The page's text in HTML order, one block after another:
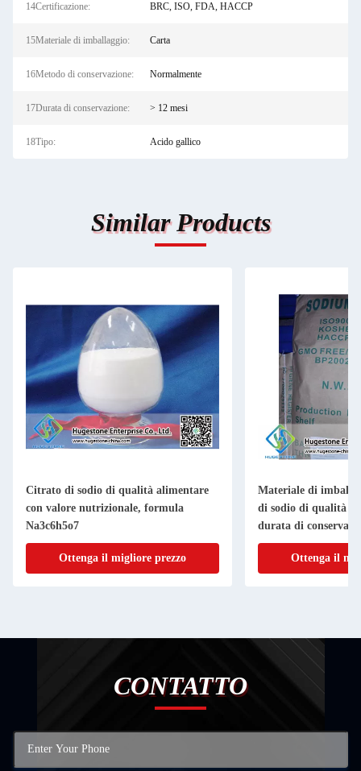
14Certificazione: BRC, ISO, FDA, HACCP
15Materiale di imballaggio: Carta
16Metodo di conservazione: Normalmente
17Durata di conservazione: > 12 mesi
18Tipo: Acido gallico
Similar Products
Citrato di sodio di qualità alimentare
con valore nutrizionale, formula
Na3c6h5o7
Ottenga il migliore prezzo
Materiale di
di sodio di qualità
durata di
Ottenga il
CONTATTO